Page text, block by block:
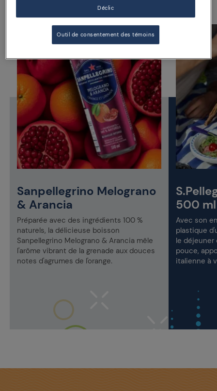
Sanpellegrino Melograno
& Arancia
Préparée avec des ingrédients 100 %
naturels, la délicieuse boisson
Sanpellegrino Melograno & Arancia mêle
l'arôme vibrant de la grenade aux douces
notes d'agrumes de l'orange.
500 ml
Avec son
plastique
le déjeuner
pouce,
italienne à
Déclic
Outil de consentement des témoins